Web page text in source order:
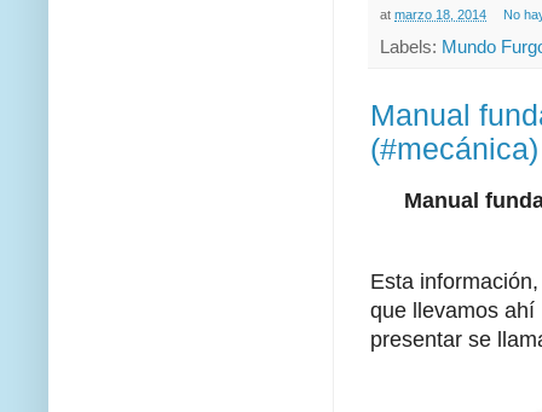
at marzo 18, 2014 No
Labels: Mundo
Manual
(#mecánica)
Manual
Esta
que llevamos ahí
presentar se